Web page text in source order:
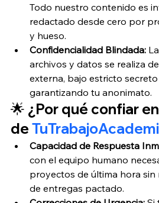
Todo nuestro contenido es
redactado desde cero por
y hueso.
Confidencialidad Blindada:
archivos y datos se realiza
externa, bajo estricto
garantizando tu anonimato.
🌟 ¿Por qué confiar
de
Capacidad de Respuesta
con el equipo humano
proyectos de última hora sin
de entregas pactado.